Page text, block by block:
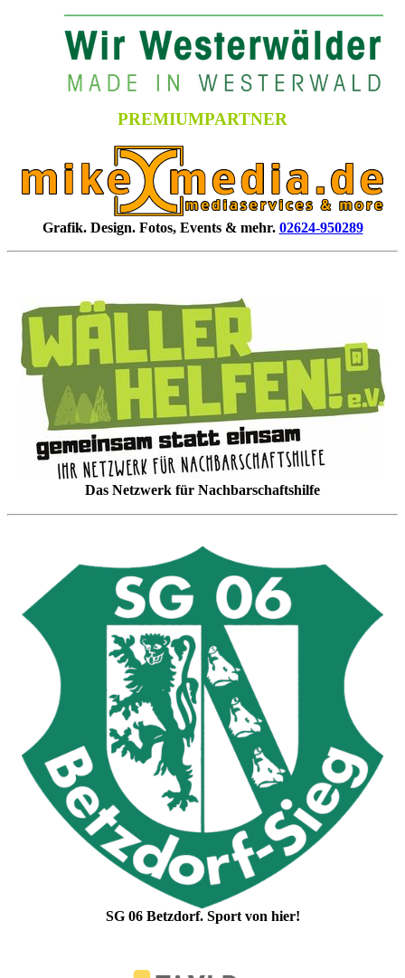
PREMIUMPARTNER
Grafik. Design. Fotos, Events & mehr. 02624-950289
Das Netzwerk für Nachbarschaftshilfe
SG 06 Betzdorf. Sport von hier!